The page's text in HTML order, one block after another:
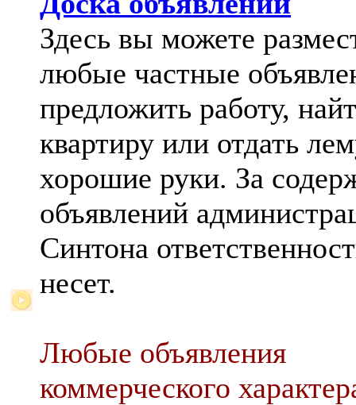
Здесь вы можете
любые частные
предложить работу,
квартиру или отдать
хорошие руки. За
объявлений
Синтона
несет.
Любые объявления
коммерческого